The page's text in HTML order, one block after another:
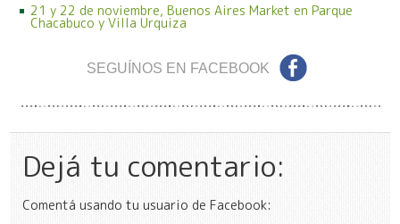
21 y 22 de noviembre, Buenos Aires Market en Parque
Chacabuco y Villa Urquiza
SEGUÍNOS EN FACEBOOK
Dejá tu comentario:
Comentá usando tu usuario de Facebook: